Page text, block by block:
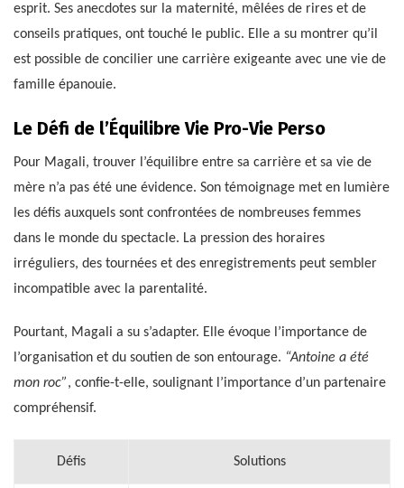
esprit. Ses anecdotes sur la maternité, mêlées de rires et de
conseils pratiques, ont touché le public. Elle a su montrer qu’il
est possible de concilier une carrière exigeante avec une vie de
famille épanouie.
Le Défi de l’Équilibre Vie Pro-Vie Perso
Pour Magali, trouver l’équilibre entre sa carrière et sa vie de
mère n’a pas été une évidence. Son témoignage met en lumière
les défis auxquels sont confrontées de nombreuses femmes
dans le monde du spectacle. La pression des horaires
irréguliers, des tournées et des enregistrements peut sembler
incompatible avec la parentalité.
Pourtant, Magali a su s’adapter. Elle évoque l’importance de
l’organisation et du soutien de son entourage. “Antoine a été
mon roc”, confie-t-elle, soulignant l’importance d’un partenaire
compréhensif.
Défis Solutions